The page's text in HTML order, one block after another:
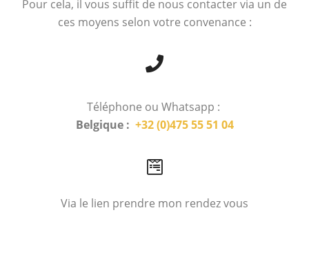
Pour cela, il vous suffit de nous contacter via un de
ces moyens selon votre convenance :
Téléphone ou Whatsapp :
Belgique : +32 (0)475 55 51 04
Via le lien prendre mon rendez vous